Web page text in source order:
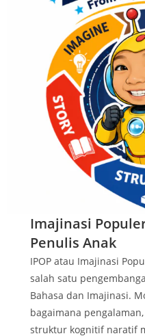
Imajinasi
Penulis Anak
IPOP atau Imajinasi
salah satu
Bahasa dan Imajinasi.
bagaimana
struktur kognitif naratif